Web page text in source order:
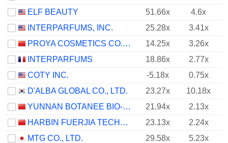
ELF BEAUTY
51.66x
4.6x
INTERPARFUMS, INC.
25.28x
3.41x
PROYA COSMETICS CO.,LTD.
14.25x
3.26x
INTERPARFUMS
18.86x
2.77x
COTY INC.
-5.18x
0.75x
D'ALBA GLOBAL CO., LTD.
23.27x
10.18x
YUNNAN BOTANEE BIO-TECHNOLOGY GROUP CO.LTD
21.94x
2.13x
HARBIN FUERJIA TECHNOLOGY CO., LTD.
23.13x
2.24x
MTG CO., LTD.
29.58x
5.23x